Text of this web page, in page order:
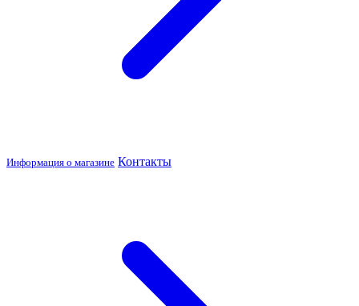
Информация о магазине Контакты